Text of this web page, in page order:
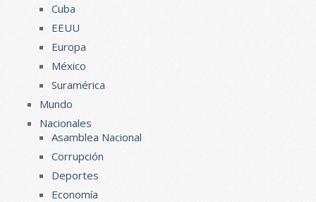
Cuba
EEUU
Europa
México
Suramérica
Mundo
Nacionales
Asamblea Nacional
Corrupción
Deportes
Economía